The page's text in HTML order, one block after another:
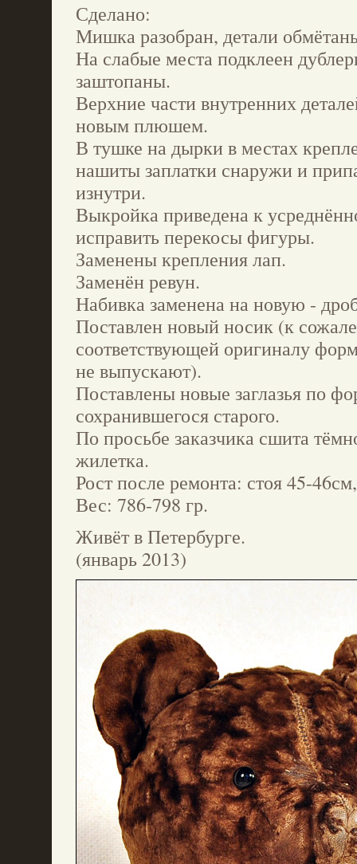
Сделано:
Мишка разобран, детали
На слабые места подклеен
заштопаны.
Верхние части внутренних
новым плюшем.
В тушке на дырки в местах
нашиты заплатки снаружи и
изнутри.
Выкройка приведена к
исправить перекосы фигуры.
Заменены крепления лап.
Заменён ревун.
Набивка заменена на новую -
Поставлен новый носик (к
соответствующей оригиналу
не выпускают).
Поставлены новые заглазья по
сохранившегося старого.
По просьбе заказчика сшита
жилетка.
Рост после ремонта: стоя 45-
Вес: 786-798 гр.
Живёт в Петербурге.
(январь 2013)